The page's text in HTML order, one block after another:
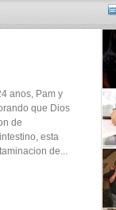
anos, Pam y
que Dios
de
esta
de...